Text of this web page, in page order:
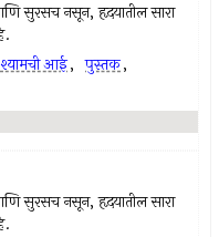
सुरसच नसून, हृदयातील सारा
श्यामची आई, पुस्तक,
सुरसच नसून, हृदयातील सारा